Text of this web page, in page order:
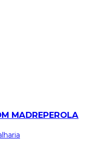
MADREPEROLA